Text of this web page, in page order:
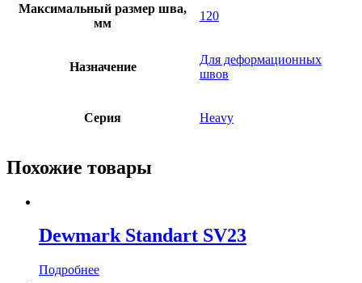
Максимальный размер шва,
мм
120
Назначение
Для деформационных
швов
Серия Heavy
Похожие товары
Dewmark Standart SV23
Подробнее